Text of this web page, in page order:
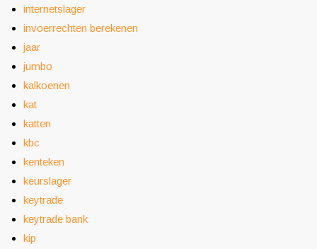
internetslager
invoerrechten berekenen
jaar
jumbo
kalkoenen
kat
katten
kbc
kenteken
keurslager
keytrade
keytrade bank
kip